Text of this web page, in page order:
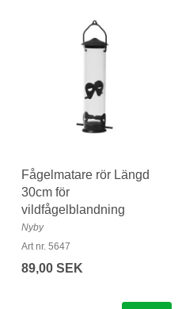
Fågelmatare rör Längd
30cm för
vildfågelblandning
Nyby
Art nr. 5647
89,00 SEK